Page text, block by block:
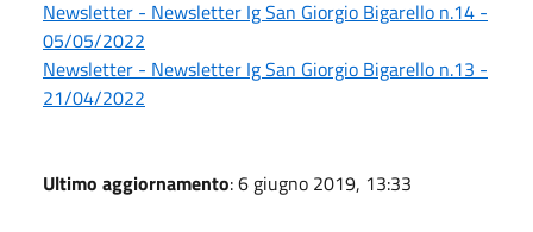
Newsletter - Newsletter Ig San Giorgio Bigarello n.14 -
05/05/2022
Newsletter - Newsletter Ig San Giorgio Bigarello n.13 -
21/04/2022
Ultimo aggiornamento: 6 giugno 2019, 13:33